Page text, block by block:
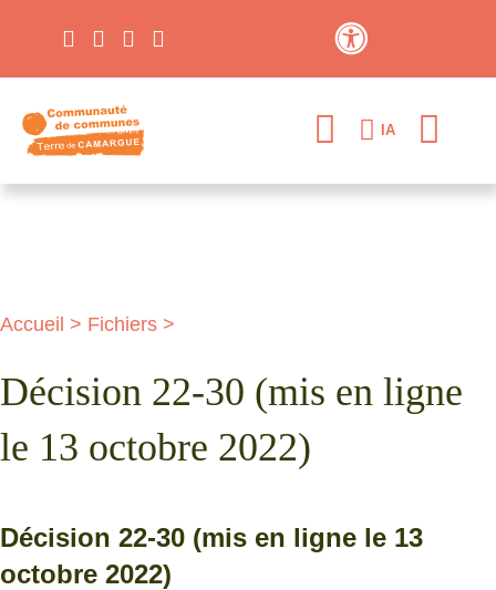
IA
Accueil > Fichiers >
Décision 22-30 (mis en ligne
le 13 octobre 2022)
Décision 22-30 (mis en ligne le 13
octobre 2022)